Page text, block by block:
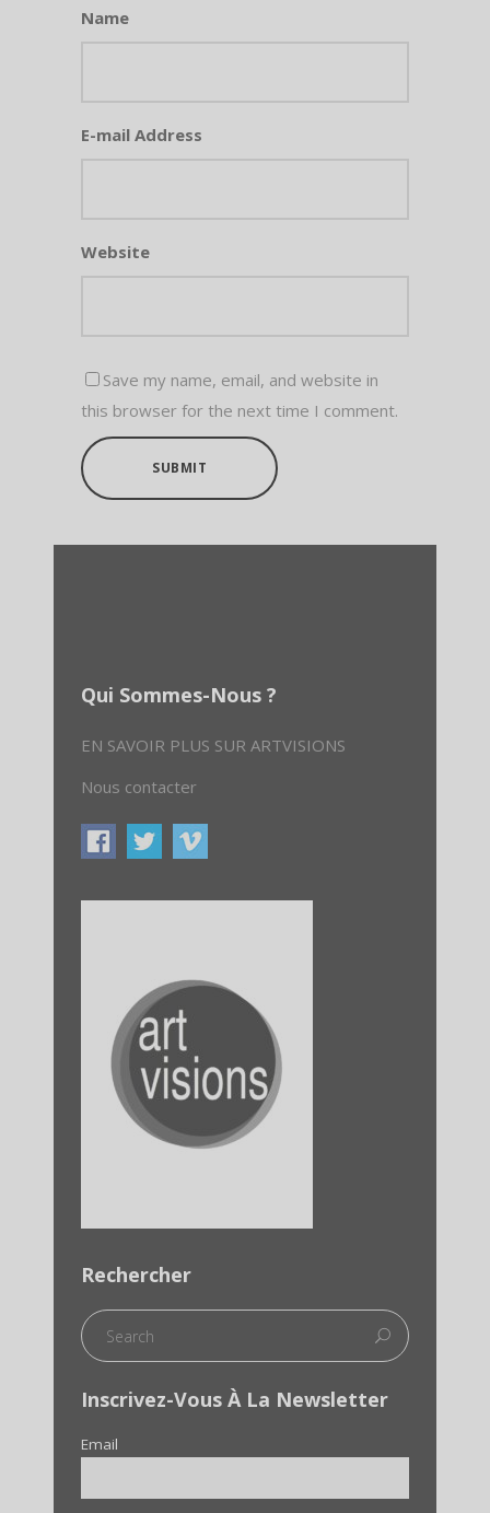
Name
E-mail Address
Website
Save my name, email, and website in
this browser for the next time I comment.
SUBMIT
Qui Sommes-Nous ?
EN SAVOIR PLUS SUR ARTVISIONS
Nous contacter
Rechercher
Inscrivez-Vous À La Newsletter
Email